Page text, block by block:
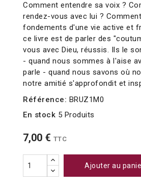
Comment entendre sa voix ?
rendez-vous avec lui ?
fondements d'une vie active et
ce livre est de parler des
vous avec Dieu, réussis. Ils le
- quand nous sommes à l'aise
parle - quand nous savons où
notre amitié s'approfondit et
Référence: BRUZ1M0
En stock 5 Produits
7,00 € TTC
Ajouter au